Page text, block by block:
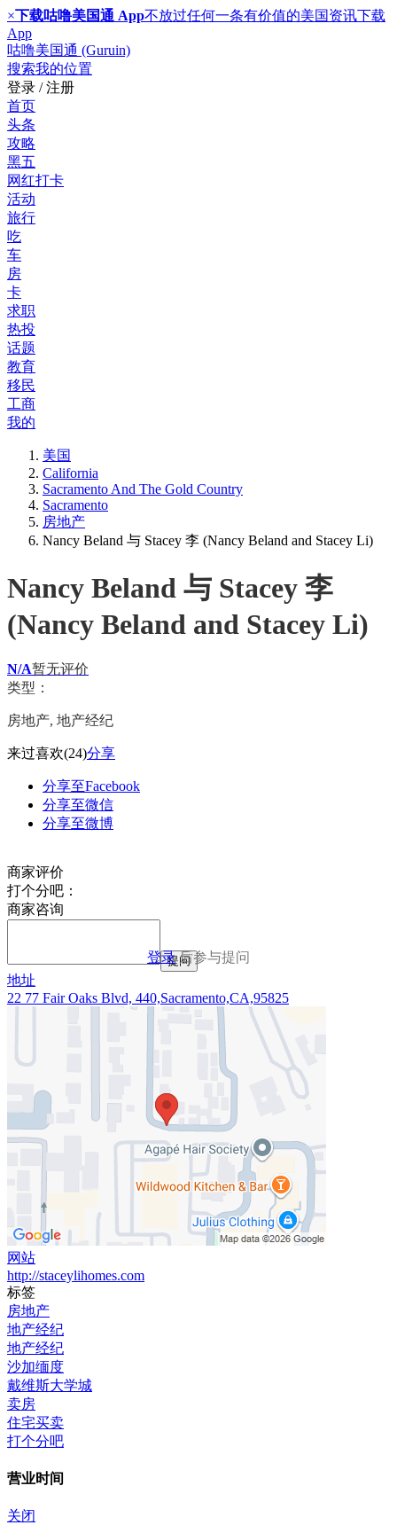
×下载咕噜美国通 App不放过任何一条有价值的美国资讯下载
App
咕噜美国通 (Guruin)
搜索我的位置
登录 / 注册
首页
头条
攻略
黑五
网红打卡
活动
旅行
吃
车
房
卡
求职
热投
话题
教育
移民
工商
我的
美国
California
Sacramento And The Gold Country
Sacramento
房地产
Nancy Beland 与 Stacey 李 (Nancy Beland and Stacey Li)
Nancy Beland 与 Stacey 李
(Nancy Beland and Stacey Li)
N/A暂无评价
类型：
房地产, 地产经纪
来过喜欢(24)分享
分享至Facebook
分享至微信
分享至微博
商家评价
打个分吧：
商家咨询
登录后参与提问
提问
地址
22 77 Fair Oaks Blvd, 440,Sacramento,CA,95825
网站
http://staceylihomes.com
标签
房地产
地产经纪
地产经纪
沙加缅度
戴维斯大学城
卖房
住宅买卖
打个分吧
营业时间
关闭